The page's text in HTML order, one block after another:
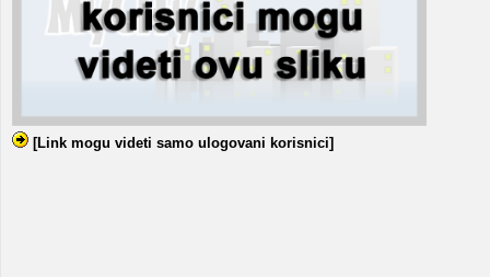
[Link mogu videti samo ulogovani korisnici]